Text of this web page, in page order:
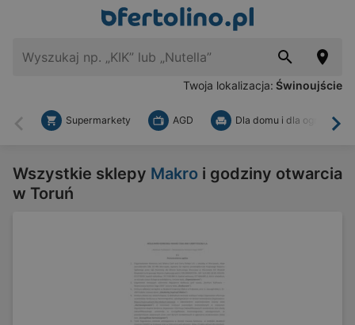
Twoja lokalizacja: Świnoujście
Wstecz
Supermarkety AGD Dla domu i dla ogrodu
Wszystkie sklepy Makro i godziny otwarcia
w Toruń